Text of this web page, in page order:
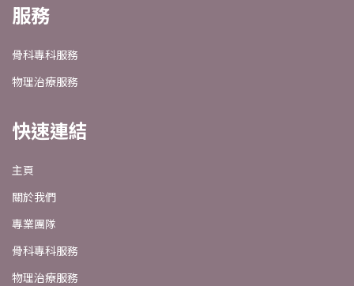
服務
骨科專科服務
物理治療服務
快速連結
主頁
關於我們
專業團隊
骨科專科服務
物理治療服務